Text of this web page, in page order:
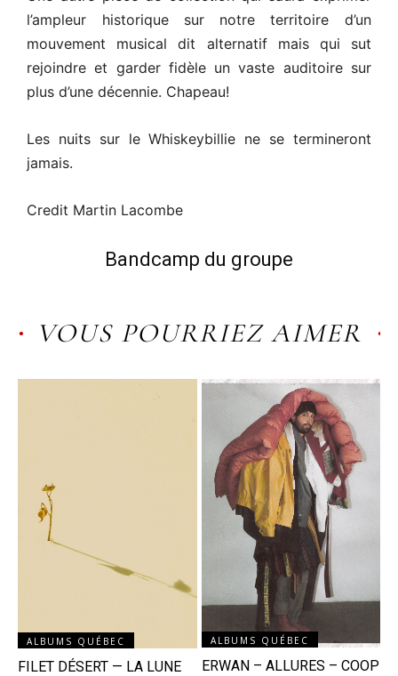
l’ampleur historique sur notre territoire d’un
mouvement musical dit alternatif mais qui sut
rejoindre et garder fidèle un vaste auditoire sur
plus d’une décennie. Chapeau!
Les nuits sur le Whiskeybillie ne se termineront
jamais.
Credit Martin Lacombe
Bandcamp du groupe
VOUS POURRIEZ AIMER
ALBUMS QUÉBEC
FILET DÉSERT — LA LUNE
ALBUMS QUÉBEC
ERWAN – ALLURES – COOP